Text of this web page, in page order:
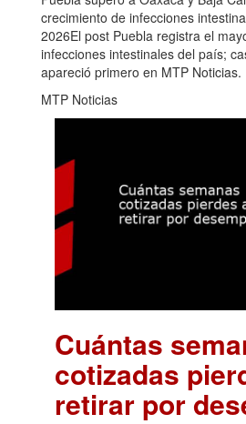
crecimiento de infecciones
2026El post Puebla registra el
infecciones intestinales del país;
apareció primero en MTP Noticias.
MTP Noticias
Cuántas
cotizadas
retirar por